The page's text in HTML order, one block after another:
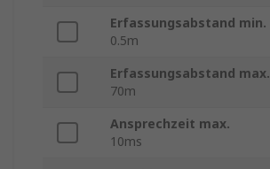
Erfassungsabstand min.
0.5m
Erfassungsabstand max.
70m
Ansprechzeit max.
10ms